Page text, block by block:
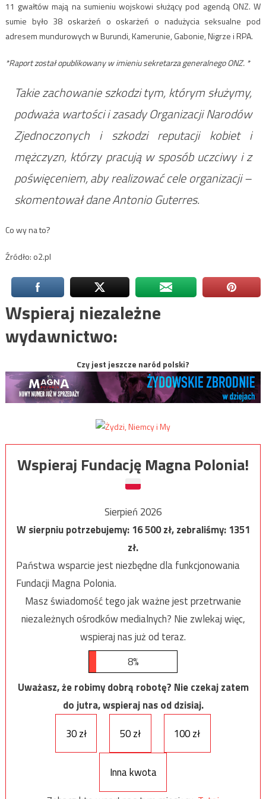
11 gwałtów mają na sumieniu wojskowi służący pod agendą ONZ. W
sumie było 38 oskarżeń o oskarżeń o nadużycia seksualne pod
adresem mundurowych w Burundi, Kamerunie, Gabonie, Nigrze i RPA.
*Raport został opublikowany w imieniu sekretarza generalnego ONZ. *
Takie zachowanie szkodzi tym, którym służymy,
podważa wartości i zasady Organizacji Narodów
Zjednoczonych i szkodzi reputacji kobiet i
mężczyzn, którzy pracują w sposób uczciwy i z
poświęceniem, aby realizować cele organizacji –
skomentował dane Antonio Guterres.
Co wy na to?
Źródło: o2.pl
Wspieraj niezależne
wydawnictwo:
Czy jest jeszcze naród polski?
Wspieraj Fundację Magna Polonia!
Sierpień 2026
W sierpniu potrzebujemy:16 500zł, zebraliśmy:1351
zł.
Państwa wsparcie jest niezbędne dla funkcjonowania
Fundacji Magna Polonia.
Masz świadomość tego jak ważne jest przetrwanie
niezależnych ośrodków medialnych? Nie zwlekaj więc,
wspieraj nas już od teraz.
8%
Uważasz, że robimy dobrą robotę? Nie czekaj zatem
do jutra, wspieraj nas od dzisiaj.
30 zł
50 zł 100 zł
Inna kwota